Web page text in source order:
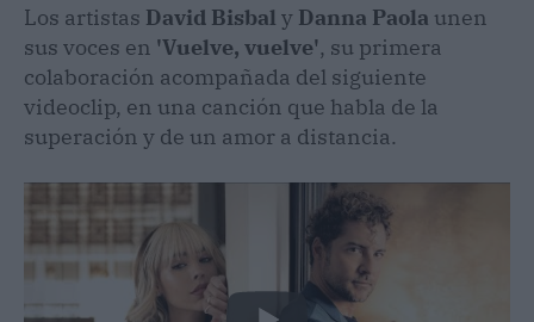
Los artistas David Bisbal y Danna Paola unen
sus voces en 'Vuelve, vuelve', su primera
colaboración acompañada del siguiente
videoclip, en una canción que habla de la
superación y de un amor a distancia.